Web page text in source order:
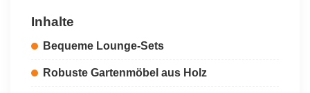
Inhalte
Bequeme Lounge-Sets
Robuste Gartenmöbel aus Holz